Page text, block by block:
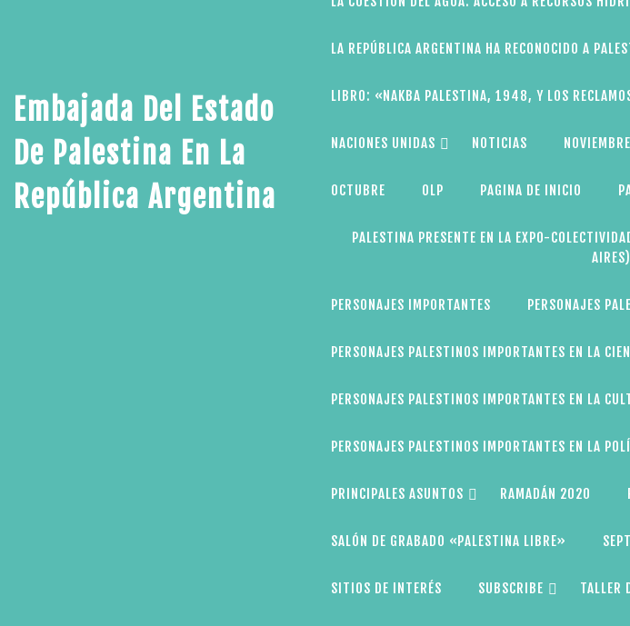
Embajada Del Estado
De Palestina En La
República Argentina
LA REPÚBLICA ARGENTINA HA RECONOCIDO A
LIBRO: «NAKBA PALESTINA, 1948, Y LOS
NACIONES UNIDAS NOTICIAS NOVIEMBRE
OCTUBRE OLP PAGINA DE INICIO
PALESTINA PRESENTE EN LA EXPO-
AIRES)
PERSONAJES IMPORTANTES PERSONAJES
PERSONAJES PALESTINOS IMPORTANTES EN LA
PERSONAJES PALESTINOS IMPORTANTES EN LA
PERSONAJES PALESTINOS IMPORTANTES EN LA
PRINCIPALES ASUNTOS RAMADÁN 2020
SALÓN DE GRABADO «PALESTINA LIBRE»
SITIOS DE INTERÉS SUBSCRIBE TALLER